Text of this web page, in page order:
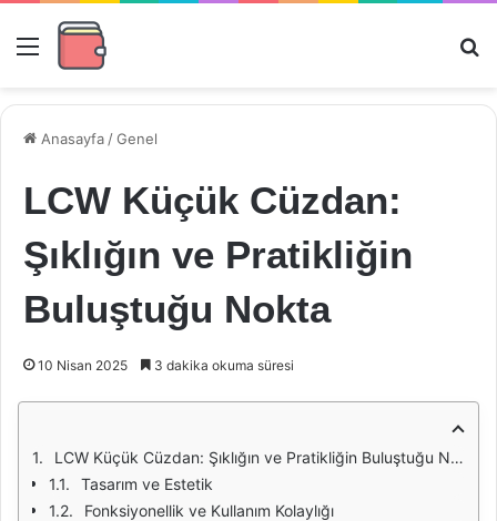
Menü
Anasayfa /Genel
LCW Küçük Cüzdan:
Şıklığın ve Pratikliğin
Buluştuğu Nokta
10 Nisan 2025 3 dakika okuma süresi
LCW Küçük Cüzdan: Şıklığın ve Pratikliğin Buluştuğu Nokta
Tasarım ve Estetik
Fonksiyonellik ve Kullanım Kolaylığı